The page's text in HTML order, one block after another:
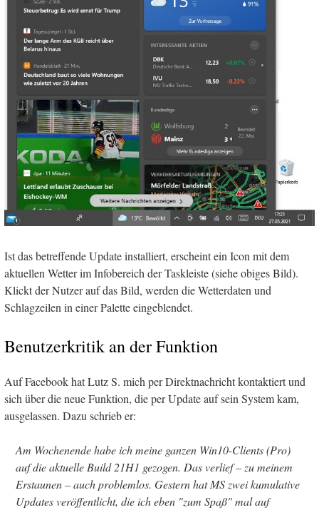
Ist das betreffende Update installiert, erscheint ein Icon mit dem
aktuellen Wetter im Infobereich der Taskleiste (siehe obiges Bild).
Klickt der Nutzer auf das Bild, werden die Wetterdaten und
Schlagzeilen in einer Palette eingeblendet.
Benutzerkritik an der Funktion
Auf Facebook hat Lutz S. mich per Direktnachricht kontaktiert und
sich über die neue Funktion, die per Update auf sein System kam,
ausgelassen. Dazu schrieb er:
Am Wochenende habe ich meine ganzen Win10-Clients (Pro)
auf die aktuelle Build 21H1 gezogen. Das verlief – zu meinem
Erstaunen – auch problemlos. Gestern hat MS zwei kumulative
Updates veröffentlicht, die ich eben "zum Spaß" mal auf